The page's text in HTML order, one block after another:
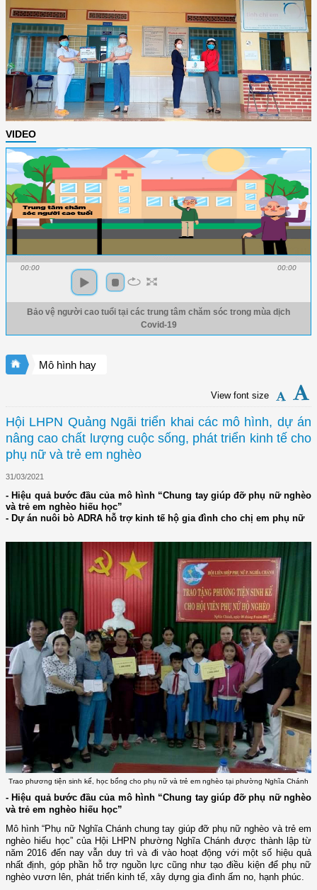
VIDEO
00:00 00:00
Bảo vệ người cao tuổi tại các trung tâm chăm sóc trong mùa dịch
Covid-19
Mô hình hay
View font size
Hội LHPN Quảng Ngãi triển khai các mô hình, dự án
nâng cao chất lượng cuộc sống, phát triển kinh tế cho
phụ nữ và trẻ em nghèo
31/03/2021
- Hiệu quả bước đầu của mô hình “Chung tay giúp đỡ phụ nữ nghèo
và trẻ em nghèo hiếu học”
- Dự án nuôi bò ADRA hỗ trợ kinh tế hộ gia đình cho chị em phụ nữ
Trao phương tiện sinh kế, học bổng cho phụ nữ và trẻ em nghèo tại phường Nghĩa Chánh
- Hiệu quả bước đầu của mô hình “Chung tay giúp đỡ phụ nữ nghèo
và trẻ em nghèo hiếu học”
Mô hình “Phụ nữ Nghĩa Chánh chung tay giúp đỡ phụ nữ nghèo và trẻ em
nghèo hiếu học” của Hội LHPN phường Nghĩa Chánh được thành lập từ
năm 2016 đến nay vẫn duy trì và đi vào hoạt động với một số hiệu quả
nhất định, góp phần hỗ trợ nguồn lực cũng như tạo điều kiện để phụ nữ
nghèo vươn lên, phát triển kinh tế, xây dựng gia đình ấm no, hạnh phúc.